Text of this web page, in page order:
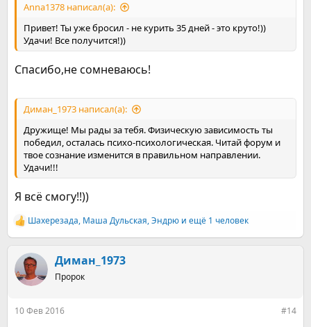
Anna1378 написал(а):
Привет! Ты уже бросил - не курить 35 дней - это круто!))
Удачи! Все получится!))
Спасибо,не сомневаюсь!
Диман_1973 написал(а):
Дружище! Мы рады за тебя. Физическую зависимость ты
победил, осталась психо-психологическая. Читай форум и
твое сознание изменится в правильном направлении.
Удачи!!!
Я всё смогу!!))
Р
е
к
ц
и
Шахерезада, Маша Дульская,Эндрю и ещё 1 человек
Диман_1973
Пророк
10 Фев 2016 #14